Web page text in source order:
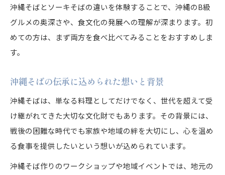
沖縄そばとソーキそばの違いを体験することで、沖縄のB級
グルメの奥深さや、食文化の発展への理解が深まります。初
めての方は、まず両方を食べ比べてみることをおすすめしま
す。
沖縄そばの伝承に込められた想いと背景
沖縄そばは、単なる料理としてだけでなく、世代を超えて受
け継がれてきた大切な文化財でもあります。その背景には、
戦後の困難な時代でも家族や地域の絆を大切にし、心を温め
る食事を提供したいという想いが込められています。
沖縄そば作りのワークショップや地域イベントでは、地元の